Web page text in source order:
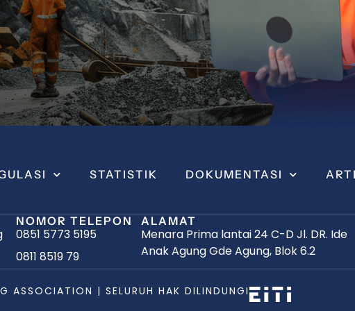
STATISTIK DOKUMENTASI
NOMOR TELEPON
0851 5773 5195
0811 8519 79
ALAMAT
Menara Prima lantai 24 C-D Jl. DR. Ide
Anak Agung Gde Agung, Blok 6.2
| SELURUH HAK DILINDUNGI